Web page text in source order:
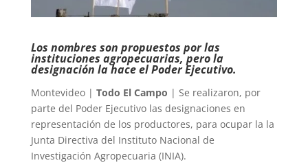
Los nombres son propuestos por las
instituciones agropecuarias, pero la
designación la hace el Poder Ejecutivo.
Montevideo | Todo El Campo | Se realizaron, por
parte del Poder Ejecutivo las designaciones en
representación de los productores, para ocupar la la
Junta Directiva del Instituto Nacional de
Investigación Agropecuaria (INIA).